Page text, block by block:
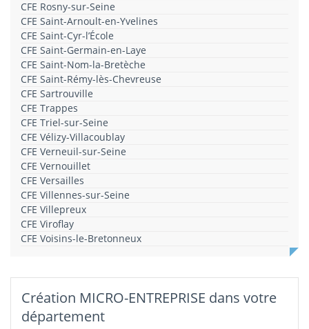
CFE Rosny-sur-Seine
CFE Saint-Arnoult-en-Yvelines
CFE Saint-Cyr-l’École
CFE Saint-Germain-en-Laye
CFE Saint-Nom-la-Bretèche
CFE Saint-Rémy-lès-Chevreuse
CFE Sartrouville
CFE Trappes
CFE Triel-sur-Seine
CFE Vélizy-Villacoublay
CFE Verneuil-sur-Seine
CFE Vernouillet
CFE Versailles
CFE Villennes-sur-Seine
CFE Villepreux
CFE Viroflay
CFE Voisins-le-Bretonneux
Création MICRO-ENTREPRISE dans votre
département